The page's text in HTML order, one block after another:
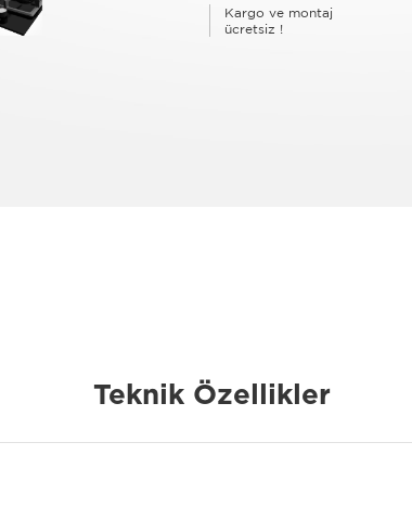
Kargo ve montaj
ücretsiz !
Teknik Özellikler